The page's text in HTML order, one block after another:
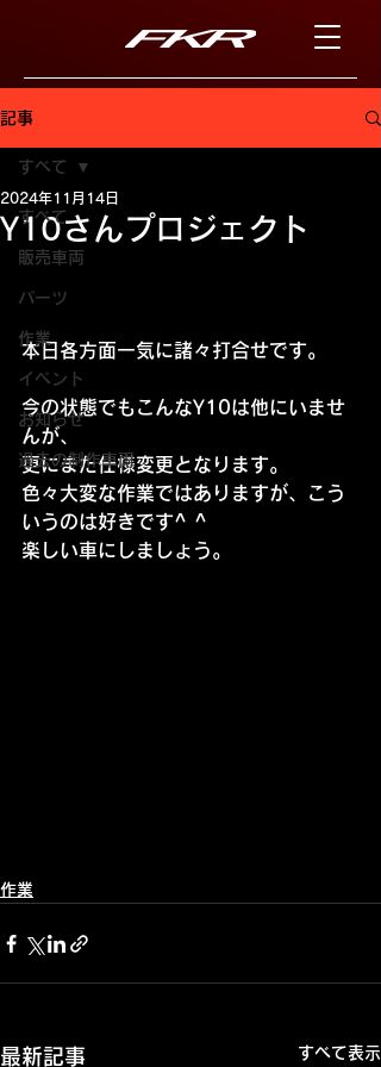
記事
すべて
販売車両
パーツ
作業
イベント
お知らせ
過去の制作車両
すべて
Y10さんプロジェクト
2024年11月14日
本日各方面一気に諸々打合せです。
今の状態でもこんなY10は他にいませ
んが、
更にまた仕様変更となります。
色々大変な作業ではありますが、こう
いうのは好きです^ ^
楽しい車にしましょう。
作業
最新記事 すべて表示